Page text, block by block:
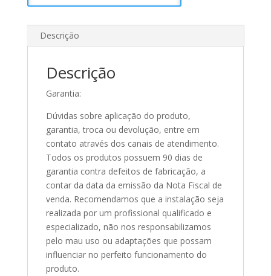
Descrição
Descrição
Garantia:
Dúvidas sobre aplicação do produto,
garantia, troca ou devolução, entre em
contato através dos canais de atendimento.
Todos os produtos possuem 90 dias de
garantia contra defeitos de fabricação, a
contar da data da emissão da Nota Fiscal de
venda. Recomendamos que a instalação seja
realizada por um profissional qualificado e
especializado, não nos responsabilizamos
pelo mau uso ou adaptações que possam
influenciar no perfeito funcionamento do
produto.